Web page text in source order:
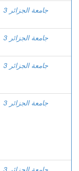
جامعة الجزائر 3
جامعة الجزائر 3
جامعة الجزائر 3
جامعة الجزائر 3
جامعة الجزائر 3